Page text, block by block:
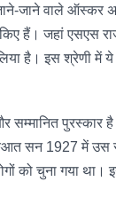
जाने वाले ऑस्कर
हैं। जहां एसएस
है। इस श्रेणी में
सम्मानित
सन 1927 में उस
चुना गया था।